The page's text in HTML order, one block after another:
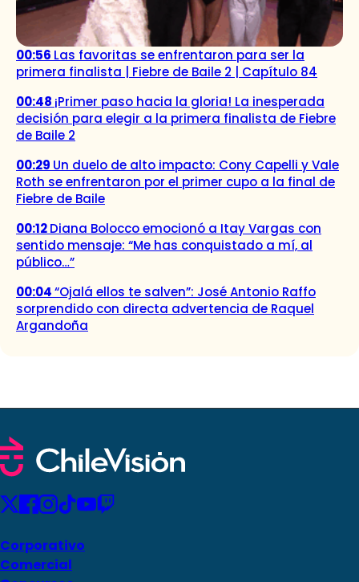
00:56 Las favoritas se enfrentaron para ser la
primera finalista | Fiebre de Baile 2 | Capítulo 84
00:48 ¡Primer paso hacia la gloria! La inesperada
decisión para elegir a la primera finalista de Fiebre
de Baile 2
00:29 Un duelo de alto impacto: Cony Capelli y Vale
Roth se enfrentaron por el primer cupo a la final de
Fiebre de Baile
00:12Diana Bolocco emocionó a Itay Vargas con
sentido mensaje: “Me has conquistado a mí, al
público…”
00:04“Ojalá ellos te salven”: José Antonio Raffo
sorprendido con directa advertencia de Raquel
Argandoña
Corporativo
Comercial